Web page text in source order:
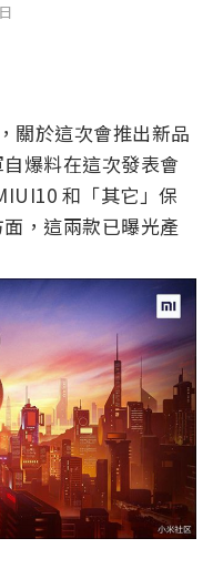
關於這次會推出新品
爆料在這次發表會
和「其它」保
，這兩款已曝光產